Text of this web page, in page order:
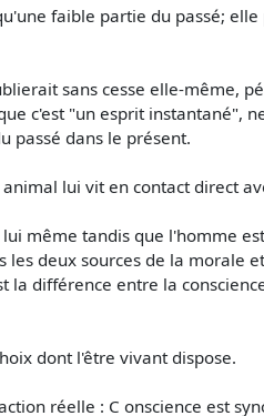
faible partie du passé;
sans cesse elle-même,
c'est "un esprit instantané",
passé dans le présent.
lui vit en contact direct
même tandis que l'homme
deux sources de la morale
différence entre la
dont l'être vivant dispose.
réelle : C onscience est